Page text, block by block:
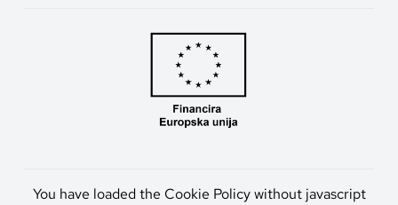
You have loaded the Cookie Policy without javascript